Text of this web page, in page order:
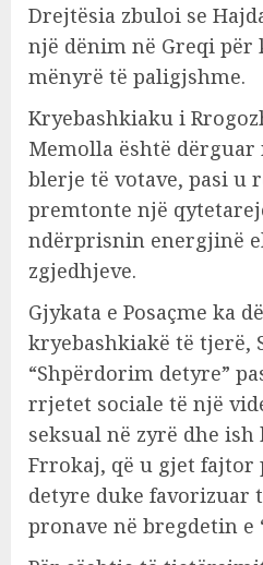
Drejtësia zbuloi se
një dënim në Greqi
mënyrë të paligjshme.
Kryebashkiaku i
Memolla është
blerje të votave, pasi u
premtonte një
ndërprisnin energjinë
zgjedhjeve.
Gjykata e Posaçme ka
kryebashkiakë të tjerë,
“Shpërdorim detyre”
rrjetet sociale të një
seksual në zyrë dhe
Frrokaj, që u gjet
detyre duke favorizuar
pronave në bregdetin e